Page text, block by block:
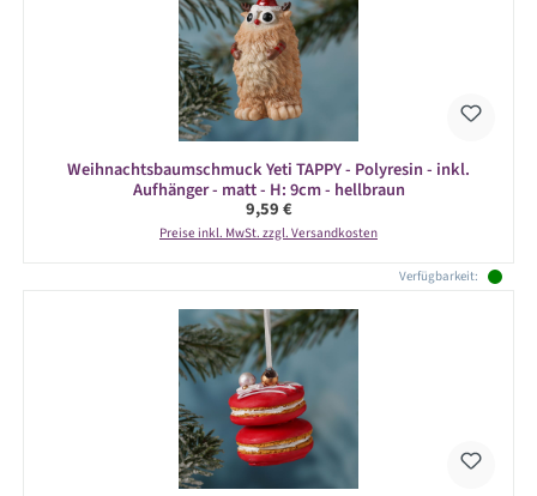
Weihnachtsbaumschmuck Yeti TAPPY - Polyresin - inkl.
Aufhänger - matt - H: 9cm - hellbraun
Regulärer Preis:
9,59 €
Preise inkl. MwSt. zzgl. Versandkosten
Verfügbarkeit: